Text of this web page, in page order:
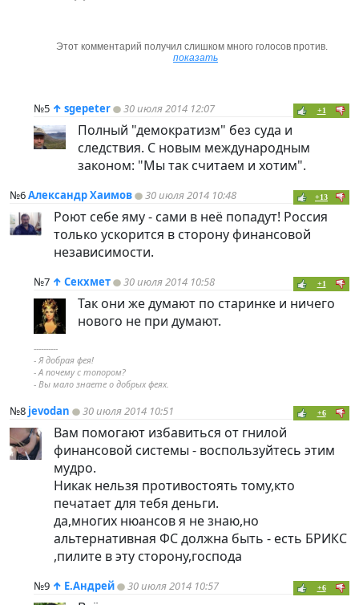
Этот комментарий получил слишком много голосов против.
показать
№5 ↑ sgepeter 30 июля 2014 12:07 +1
Полный "демократизм" без суда и
следствия. С новым международным
законом: "Мы так считаем и хотим".
№6Александр Хаимов 30 июля 2014 10:48 +13
Роют себе яму - сами в неё попадут! Россия
только ускорится в сторону финансовой
независимости.
№7 ↑ Секхмет 30 июля 2014 10:58 +1
Так они же думают по старинке и ничего
нового не при думают.
----------
- Я добрая фея!
- А почему с топором?
- Вы мало знаете о добрых феях.
№8 jevodan 30 июля 2014 10:51 +6
Вам помогают избавиться от гнилой
финансовой системы - воспользуйтесь этим
мудро.
Никак нельзя противостоять тому,кто
печатает для тебя деньги.
да,многих нюансов я не знаю,но
альтернативная ФС должна быть - есть БРИКС
,пилите в эту сторону,господа
№9 ↑ Е.Андрей 30 июля 2014 10:57 +6